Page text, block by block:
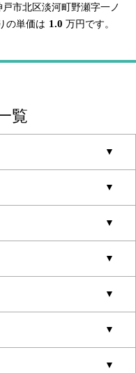
市北区淡河町野瀬字一ノ
の単価は 1.0 万円です。
覧
▼
▼
▼
▼
▼
▼
▼